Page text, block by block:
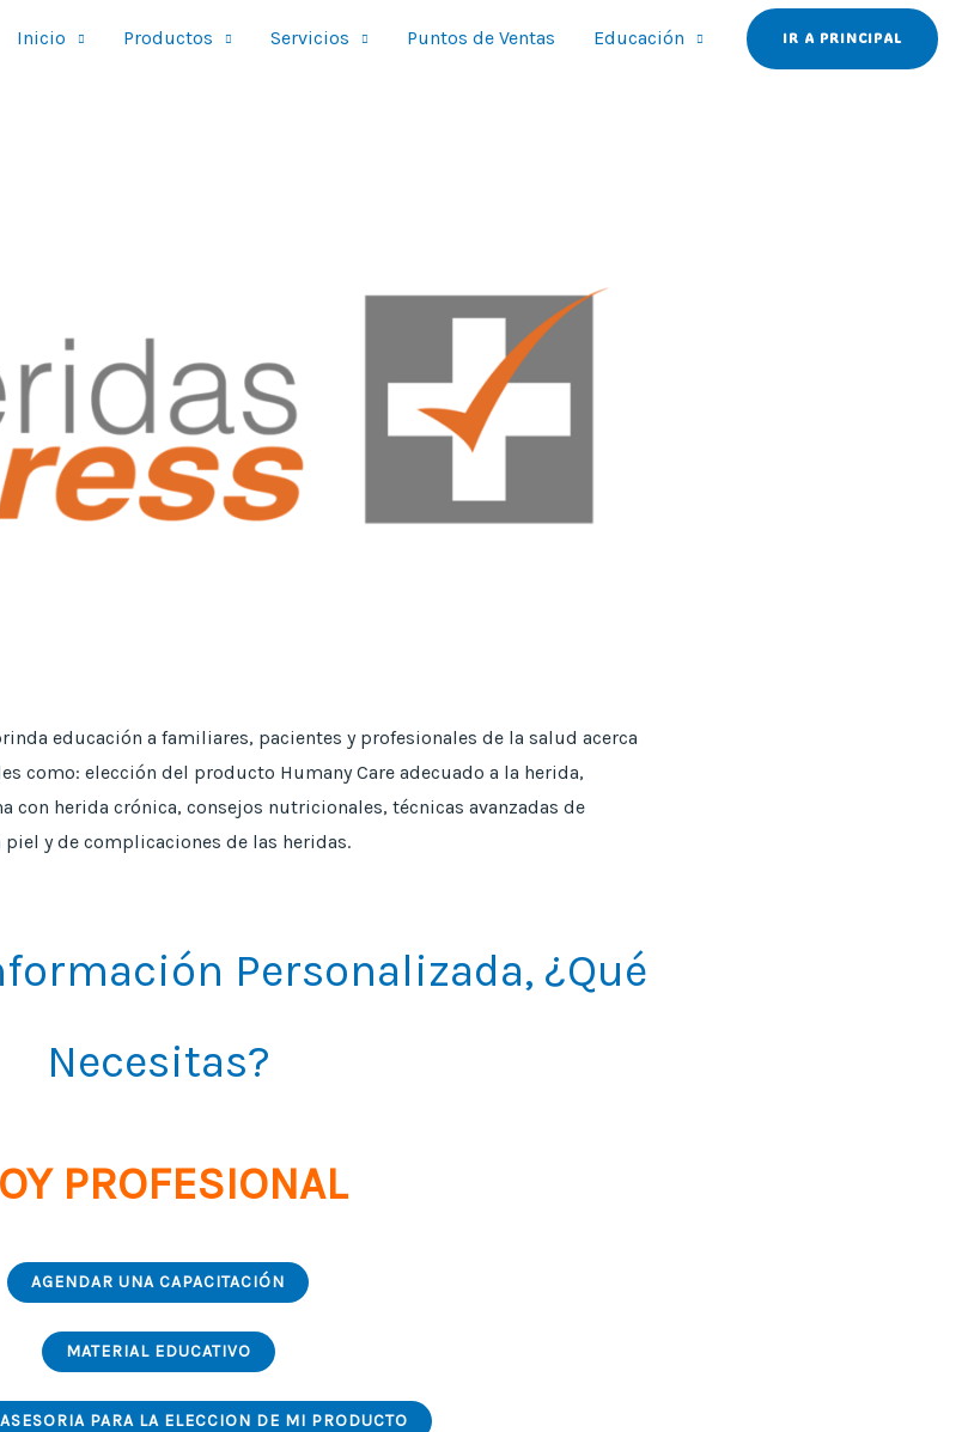
Inicio Productos Servicios Puntos de Ventas Educación IR A PRINCIPAL
educación a familiares, pacientes y profesionales de la salud acerca
como: elección del producto Humany Care adecuado a la herida,
con herida crónica, consejos nutricionales, técnicas avanzadas de
y de complicaciones de las heridas.
Personalizada, ¿qué
Necesitas?
PROFESIONAL
AGENDAR UNA CAPACITACIÓN
MATERIAL EDUCATIVO
PARA LA ELECCION DE MI PRODUCTO